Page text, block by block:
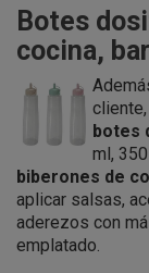
Botes
cocina,
botes
ml,
biberones de
aplicar salsas,
aderezos con
emplatado.